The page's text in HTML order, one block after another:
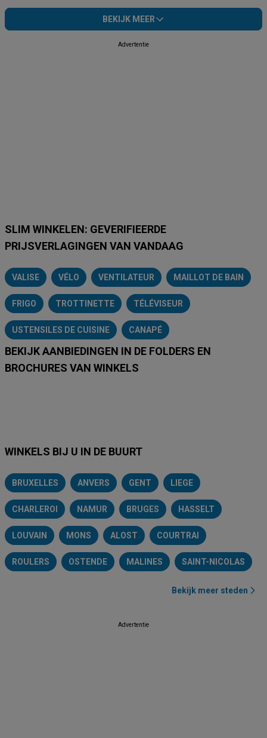
BEKIJK MEER
Advertentie
SLIM WINKELEN: GEVERIFIEERDE
PRIJSVERLAGINGEN VAN VANDAAG
VALISE VÉLO VENTILATEUR MAILLOT DE BAIN
FRIGO TROTTINETTE TÉLÉVISEUR
USTENSILES DE CUISINE CANAPÉ
BEKIJK AANBIEDINGEN IN DE FOLDERS EN
BROCHURES VAN WINKELS
WINKELS BIJ U IN DE BUURT
BRUXELLES ANVERS GENT LIEGE
CHARLEROI NAMUR BRUGES HASSELT
LOUVAIN MONS ALOST COURTRAI
ROULERS OSTENDE MALINES SAINT-NICOLAS
Bekijk meer steden
Advertentie